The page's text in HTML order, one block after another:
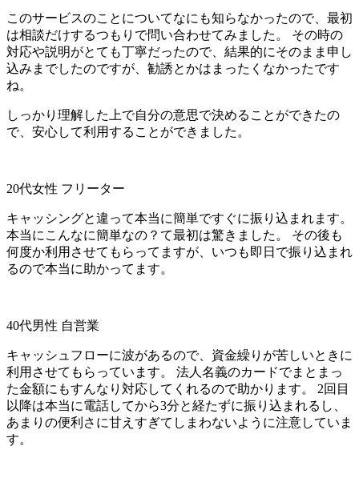
このサービスのことについてなにも知らなかったので、最初
は相談だけするつもりで問い合わせてみました。 その時の
対応や説明がとても丁寧だったので、結果的にそのまま申し
込みまでしたのですが、勧誘とかはまったくなかったです
ね。
しっかり理解した上で自分の意思で決めることができたの
で、安心して利用することができました。
20代女性 フリーター
キャッシングと違って本当に簡単ですぐに振り込まれます。
本当にこんなに簡単なの？て最初は驚きました。 その後も
何度か利用させてもらってますが、いつも即日で振り込まれ
るので本当に助かってます。
40代男性 自営業
キャッシュフローに波があるので、資金繰りが苦しいときに
利用させてもらっています。 法人名義のカードでまとまっ
た金額にもすんなり対応してくれるので助かります。 2回目
以降は本当に電話してから3分と経たずに振り込まれるし、
あまりの便利さに甘えすぎてしまわないように注意していま
す。